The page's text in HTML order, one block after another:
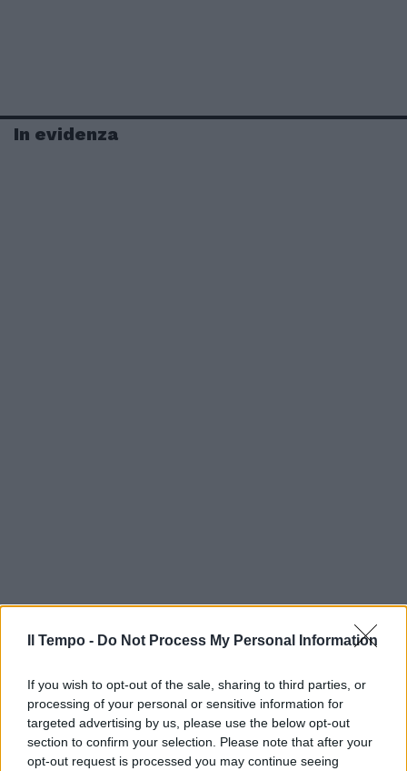
Il Tempo - Do Not Process My Personal Information
If you wish to opt-out of the sale, sharing to third parties, or
processing of your personal or sensitive information for
targeted advertising by us, please use the below opt-out
section to confirm your selection. Please note that after your
opt-out request is processed you may continue seeing
In evidenza